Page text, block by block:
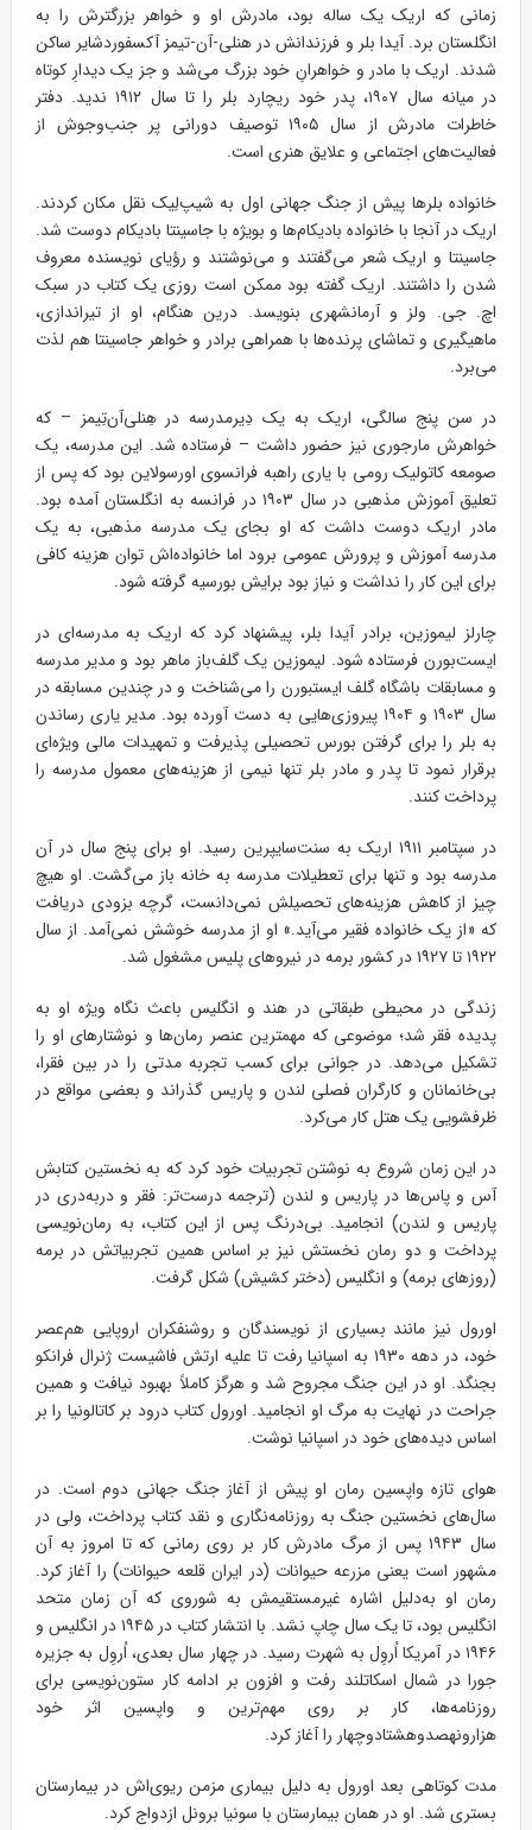
زمانی که اریک یک ساله بود، مادرش او و خواهر بزرگترش را به
انگلستان برد. آیدا بلر و فرزندانش در هنلی-آن-تیمز آکسفوردشایر ساکن
شدند. اریک با مادر و خواهرانِ خود بزرگ می‌شد و جز یک دیدارِ کوتاه
در میانه سال ۱۹۰۷، پدر خود ریچارد بلر را تا سال ۱۹۱۲ ندید. دفتر
خاطرات مادرش از سال ۱۹۰۵ توصیف دورانی پر جنب‌وجوش از
فعالیت‌های اجتماعی و علایق هنری است.
خانواده بلرها پیش از جنگ جهانی اول به شیپ‌لِیک نقل مکان کردند.
اریک در آنجا با خانواده بادیکام‌ها و بویژه با جاسینتا بادیکام دوست شد.
جاسینتا و اریک شعر می‌گفتند و می‌نوشتند و رؤیای نویسنده معروف
شدن را داشتند. اریک گفته بود ممکن است روزی یک کتاب در سبک
اچ. جی. ولز و آرمانشهری بنویسد. درین هنگام، او از تیراندازی،
ماهیگیری و تماشای پرنده‌ها با همراهی برادر و خواهر جاسینتا هم لذت
می‌برد.
در سن پنج سالگی، اریک به یک دِیرمدرسه در هِنلی‌آن‌تِیمز – که
خواهرش مارجوری نیز حضور داشت – فرستاده شد. این مدرسه، یک
صومعه کاتولیک رومی با یاری راهبه فرانسوی اورسولاین بود که پس از
تعلیق آموزش مذهبی در سال ۱۹۰۳ در فرانسه به انگلستان آمده بود.
مادر اریک دوست داشت که او بجای یک مدرسه مذهبی، به یک
مدرسه آموزش و پرورش عمومی برود اما خانواده‌اش توان هزینه کافی
برای این کار را نداشت و نیاز بود برایش بورسیه گرفته شود.
چارلز لیموزین، برادر آیدا بلر، پیشنهاد کرد که اریک به مدرسه‌ای در
ایست‌بورن فرستاده شود. لیموزین یک گلف‌باز ماهر بود و مدیر مدرسه
و مسابقات باشگاه گلف ایستبورن را می‌شناخت و در چندین مسابقه در
سال ۱۹۰۳ و ۱۹۰۴ پیروزی‌هایی به دست آورده بود. مدیر یاری رساندن
به بلر را برای گرفتن بورس تحصیلی پذیرفت و تمهیدات مالی ویژه‌ای
برقرار نمود تا پدر و مادر بلر تنها نیمی از هزینه‌های معمول مدرسه را
پرداخت کنند.
در سپتامبر ۱۹۱۱ اریک به سنت‌سایپرین رسید. او برای پنج سال در آن
مدرسه بود و تنها برای تعطیلات مدرسه به خانه باز می‌گشت. او هیچ
چیز از کاهش هزینه‌های تحصیلش نمی‌دانست، گرچه بزودی دریافت
که «از یک خانواده فقیر می‌آید.» او از مدرسه خوشش نمی‌آمد. از سال
۱۹۲۲ تا ۱۹۲۷ در کشور برمه در نیروهای پلیس مشغول شد.
زندگی در محیطی طبقاتی در هند و انگلیس باعث نگاه ویژه او به
پدیده فقر شد؛ موضوعی که مهمترین عنصر رمان‌ها و نوشتارهای او را
تشکیل می‌دهد. در جوانی برای کسب تجربه مدتی را در بین فقرا،
بی‌خانمانان و کارگران فصلی لندن و پاریس گذراند و بعضی مواقع در
ظرفشویی یک هتل کار می‌کرد.
در این زمان شروع به نوشتن تجربیات خود کرد که به نخستین کتابش
آس و پاس‌ها در پاریس و لندن (ترجمه درست‌تر: فقر و دربه‌دری در
پاریس و لندن) انجامید. بی‌درنگ پس از این کتاب، به رمان‌نویسی
پرداخت و دو رمان نخستش نیز بر اساس همین تجربیاتش در برمه
(روزهای برمه) و انگلیس (دختر کشیش) شکل گرفت.
اورول نیز مانند بسیاری از نویسندگان و روشنفکران اروپایی هم‌عصر
خود، در دهه ۱۹۳۰ به اسپانیا رفت تا علیه ارتش فاشیست ژنرال فرانکو
بجنگد. او در این جنگ مجروح شد و هرگز کاملاً بهبود نیافت و همین
جراحت در نهایت به مرگ او انجامید. اورول کتاب درود بر کاتالونیا را بر
اساس دیده‌های خود در اسپانیا نوشت.
هوای تازه واپسین رمان او پیش از آغاز جنگ جهانی دوم است. در
سال‌های نخستین جنگ به روزنامه‌نگاری و نقد کتاب پرداخت، ولی در
سال ۱۹۴۳ پس از مرگ مادرش کار بر روی رمانی که تا امروز به آن
مشهور است یعنی مزرعه حیوانات (در ایران قلعه حیوانات) را آغاز کرد.
رمان او به‌دلیل اشاره غیرمستقیمش به شوروی که آن زمان متحد
انگلیس بود، تا یک سال چاپ نشد. با انتشار کتاب در ۱۹۴۵ در انگلیس و
۱۹۴۶ در آمریکا اُروِل به شهرت رسید. در چهار سال بعدی، اُروِل به جزیره
جورا در شمال اسکاتلند رفت و افزون بر ادامه کار ستون‌نویسی برای
روزنامه‌ها، کار بر روی مهم‌ترین و واپسین اثر خود
هزارونهصدوهشتادوچهار را آغاز کرد.
مدت کوتاهی بعد اورول به دلیل بیماری مزمن ریوی‌اش در بیمارستان
بستری شد. او در همان بیمارستان با سونیا برونل ازدواج کرد.